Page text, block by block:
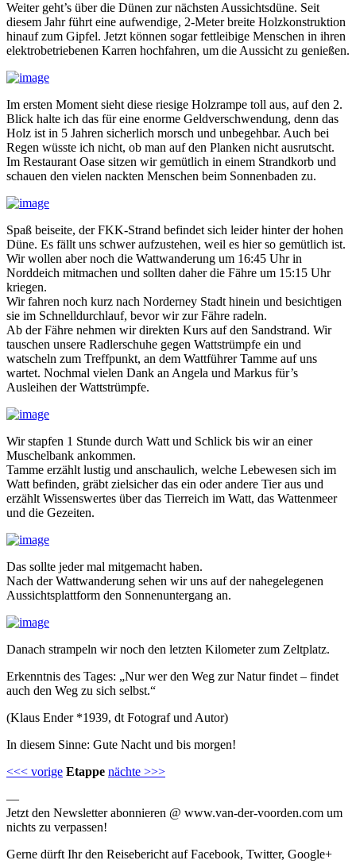
Weiter geht’s über die Dünen zur nächsten Aussichtsdüne. Seit
diesem Jahr führt eine aufwendige, 2-Meter breite Holzkonstruktion
hinauf zum Gipfel. Jetzt können sogar fettleibige Menschen in ihren
elektrobetriebenen Karren hochfahren, um die Aussicht zu genießen.
Im ersten Moment sieht diese riesige Holzrampe toll aus, auf den 2.
Blick halte ich das für eine enorme Geldverschwendung, denn das
Holz ist in 5 Jahren sicherlich morsch und unbegehbar. Auch bei
Regen wüsste ich nicht, ob man auf den Planken nicht ausrutscht.
Im Restaurant Oase sitzen wir gemütlich in einem Strandkorb und
schauen den vielen nackten Menschen beim Sonnenbaden zu.
Spaß beiseite, der FKK-Strand befindet sich leider hinter der hohen
Düne. Es fällt uns schwer aufzustehen, weil es hier so gemütlich ist.
Wir wollen aber noch die Wattwanderung um 16:45 Uhr in
Norddeich mitmachen und sollten daher die Fähre um 15:15 Uhr
kriegen.
Wir fahren noch kurz nach Norderney Stadt hinein und besichtigen
sie im Schnelldurchlauf, bevor wir zur Fähre radeln.
Ab der Fähre nehmen wir direkten Kurs auf den Sandstrand. Wir
tauschen unsere Radlerschuhe gegen Wattstrümpfe ein und
watscheln zum Treffpunkt, an dem Wattführer Tamme auf uns
wartet. Nochmal vielen Dank an Angela und Markus für’s
Ausleihen der Wattstrümpfe.
Wir stapfen 1 Stunde durch Watt und Schlick bis wir an einer
Muschelbank ankommen.
Tamme erzählt lustig und anschaulich, welche Lebewesen sich im
Watt befinden, gräbt zielsicher das ein oder andere Tier aus und
erzählt Wissenswertes über das Tierreich im Watt, das Wattenmeer
und die Gezeiten.
Das sollte jeder mal mitgemacht haben.
Nach der Wattwanderung sehen wir uns auf der nahegelegenen
Aussichtsplattform den Sonnenuntergang an.
Danach strampeln wir noch den letzten Kilometer zum Zeltplatz.
Erkenntnis des Tages: „Nur wer den Weg zur Natur findet – findet
auch den Weg zu sich selbst.“
(Klaus Ender *1939, dt Fotograf und Autor)
In diesem Sinne: Gute Nacht und bis morgen!
<<< vorige Etappe nächte >>>
—
Jetzt den Newsletter abonnieren @ www.van-der-voorden.com um
nichts zu verpassen!
Gerne dürft Ihr den Reisebericht auf Facebook, Twitter, Google+